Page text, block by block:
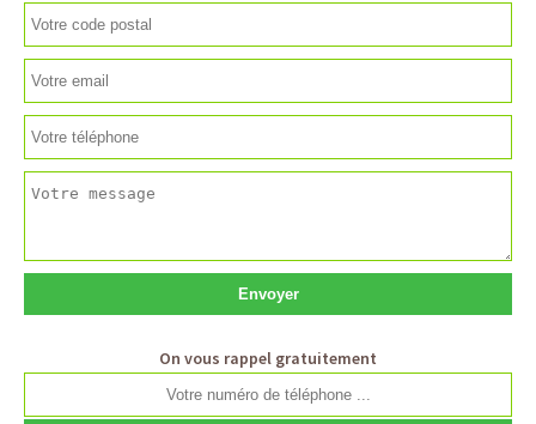
On vous rappel gratuitement